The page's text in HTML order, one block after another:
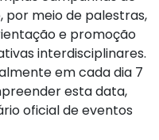
por meio de palestras,
e promoção
interdisciplinares.
em cada dia 7
esta data,
oficial de eventos